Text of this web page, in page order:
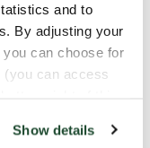
and to
By adjusting your
can choose for
can access
Show details
en pige fra
verden, må
virkelig se
sig selv og